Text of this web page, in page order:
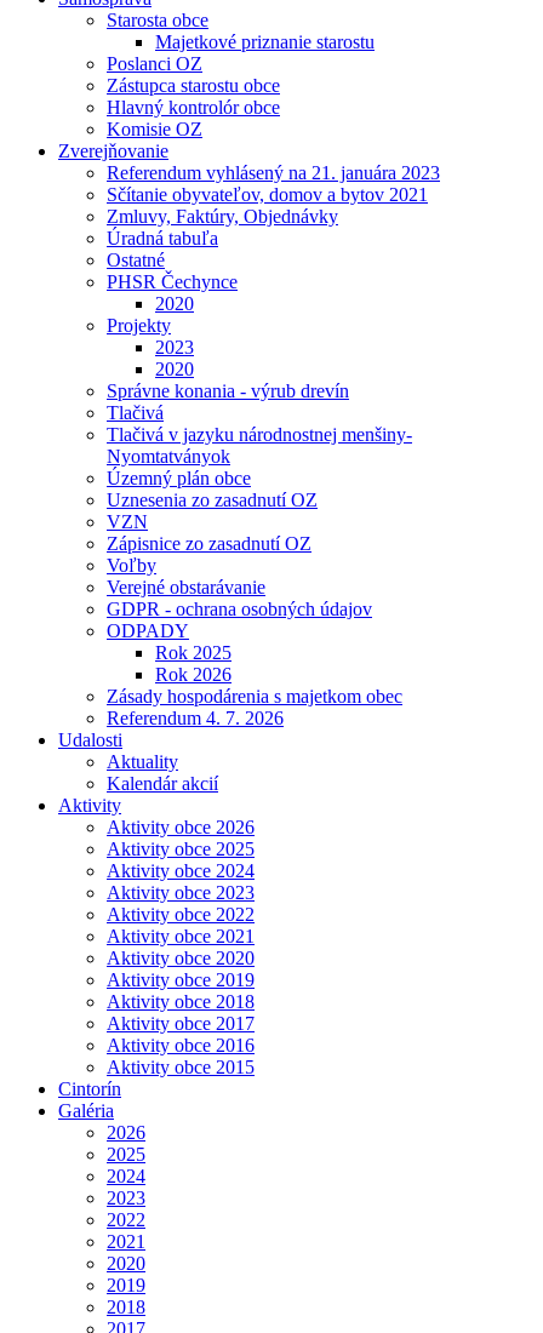
Starosta obce
Majetkové priznanie starostu
Poslanci OZ
Zástupca starostu obce
Hlavný kontrolór obce
Komisie OZ
Zverejňovanie
Referendum vyhlásený na 21. januára 2023
Sčítanie obyvateľov, domov a bytov 2021
Zmluvy, Faktúry, Objednávky
Úradná tabuľa
Ostatné
PHSR Čechynce
2020
Projekty
2023
2020
Správne konania - výrub drevín
Tlačivá
Tlačivá v jazyku národnostnej menšiny-
Nyomtatványok
Územný plán obce
Uznesenia zo zasadnutí OZ
VZN
Zápisnice zo zasadnutí OZ
Voľby
Verejné obstarávanie
GDPR - ochrana osobných údajov
ODPADY
Rok 2025
Rok 2026
Zásady hospodárenia s majetkom obec
Referendum 4. 7. 2026
Udalosti
Aktuality
Kalendár akcií
Aktivity
Aktivity obce 2026
Aktivity obce 2025
Aktivity obce 2024
Aktivity obce 2023
Aktivity obce 2022
Aktivity obce 2021
Aktivity obce 2020
Aktivity obce 2019
Aktivity obce 2018
Aktivity obce 2017
Aktivity obce 2016
Aktivity obce 2015
Cintorín
Galéria
2026
2025
2024
2023
2022
2021
2020
2019
2018
2017